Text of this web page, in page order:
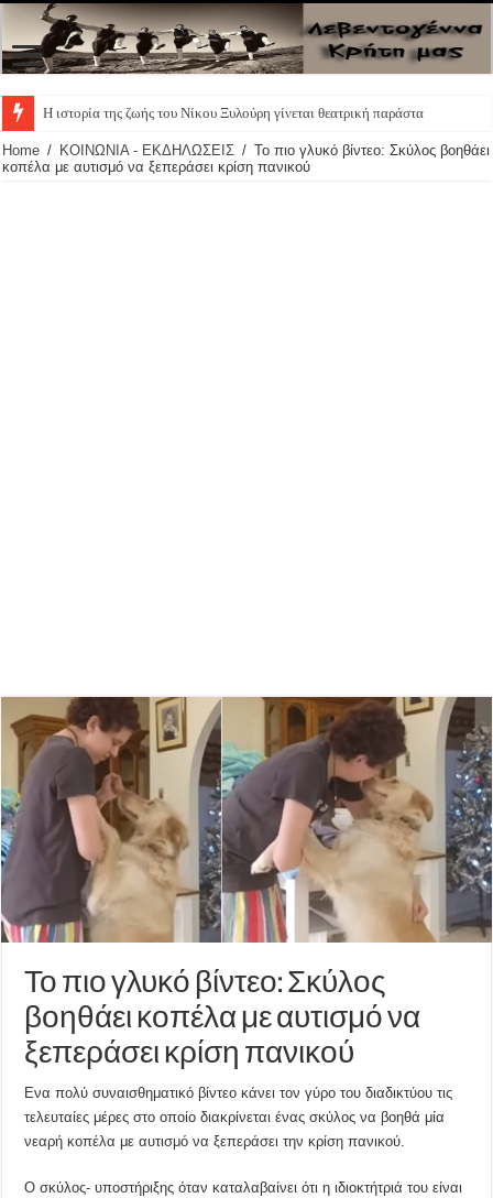
Η ιστορία της ζωής του Νίκου Ξυλούρη γίνεται θεατρική παράσταση – Οι π
Home / ΚΟΙΝΩΝΙΑ - ΕΚΔΗΛΩΣΕΙΣ / Το πιο γλυκό βίντεο: Σκύλος βοηθάει
κοπέλα με αυτισμό να ξεπεράσει κρίση πανικού
Το πιο γλυκό βίντεο: Σκύλος
βοηθάει κοπέλα με αυτισμό να
ξεπεράσει κρίση πανικού
Ενα πολύ συναισθηματικό βίντεο κάνει τον γύρο του διαδικτύου τις
τελευταίες μέρες στο οποίο διακρίνεται ένας σκύλος να βοηθά μία
νεαρή κοπέλα με αυτισμό να ξεπεράσει την κρίση πανικού.
Ο σκύλος- υποστήριξης όταν καταλαβαίνει ότι η ιδιοκτήτριά του είναι